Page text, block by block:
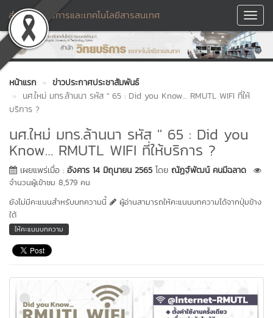
สำนักวิทยบริการและเทคโนโลยีสารสนเทศ
หน้าแรก
ข่าวประกาศประชาสัมพันธ์
นศ.ใหม่ มทร.ล้านนา รหัส '' 65 : Did you Know… RMUTL WIFI ที่ให้
บริการ ?
นศ.ใหม่ มทร.ล้านนา รหัส '' 65 : Did you
Know… RMUTL WIFI ที่ให้บริการ ?
เผยแพร่เมื่อ : อังคาร 14 มิถุนายน 2565 โดย ณัฏฐ์พัฒน์ คนมีฉลาด
จำนวนผู้เข้าชม 8,579 คน
ยังไม่มีคะแนนสำหรับบทความนี้
ผู้อ่านสามารถให้คะแนนบทความได้จากปุ่มข้าง
ใต้
ให้คะแนนบทความ